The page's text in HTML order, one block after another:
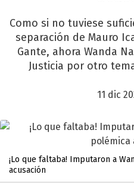
Como si no tuviese
separación de Mauro
Gante, ahora Wanda
Justicia por otro
11 dic
¡Lo que faltaba! Imputaron a
acusación